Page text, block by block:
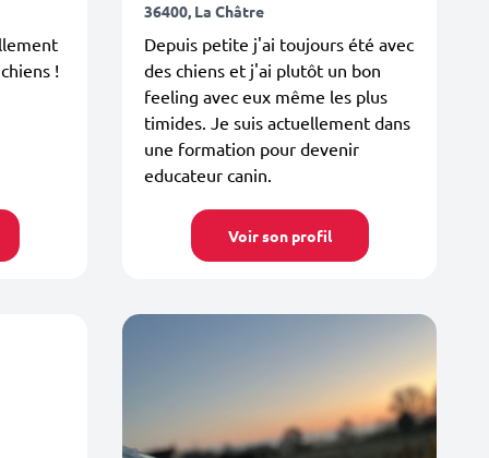
!
36400, La Châtre
Depuis petite j'ai toujours été avec
des chiens et j'ai plutôt un bon
feeling avec eux même les plus
timides. Je suis actuellement dans
une formation pour devenir
educateur canin.
Voir son profil